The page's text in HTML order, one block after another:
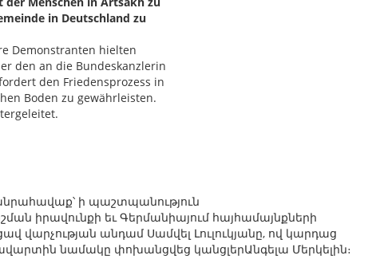
in Deutschland zu
Demonstranten hielten
den an die Bundeskanzlerin
den Friedensprozess in
Boden zu gewährleisten.
ի պաշտպանություն
իրավունքի եւ Գերմանիայում հայհամայնքների
վարչության անդամ Սամվել Լուլուկյանը, ով կարդաց
ավարտին նամակը փոխանցվեց կանցլերԱնգելա Մերկելին։